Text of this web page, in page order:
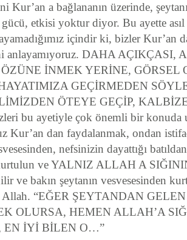
Kur’an a bağlananın üzerinde,
etkisi yoktur diyor. Bu ayette asıl
içindir ki, bizler Kur’an
anlayamıyoruz. DAHA AÇIKÇASI,
İNMEK YERİNE, GÖRSEL
GEÇİRMEDEN
ÖTEYE GEÇİP,
bu ayetiyle çok önemli bir konuda
Kur’an dan faydalanmak, ondan
nefsinizin dayattığı
ve YALNIZ ALLAH A
ve bakın şeytanın vesvesesinden
Allah. “EĞER ŞEYTANDAN
OLURSA, HEMEN ALLAH’A
EN İYİ BİLEN O…”